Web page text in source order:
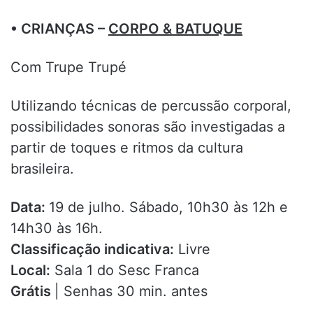
• CRIANÇAS – CORPO & BATUQUE
Com Trupe Trupé
Utilizando técnicas de percussão corporal,
possibilidades sonoras são investigadas a
partir de toques e ritmos da cultura
brasileira.
Data: 19 de julho. Sábado, 10h30 às 12h e
14h30 às 16h.
Classificação indicativa: Livre
Local: Sala 1 do Sesc Franca
Grátis
| Senhas 30 min. antes